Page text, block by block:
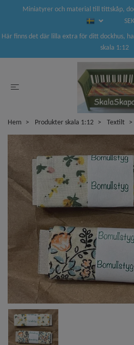
Miniatyrer och material till tittskåp,
SEK
Här finns det där lilla extra för ditt dockhus,
skala 1:12
Hem Produkter skala 1:12 Textilt